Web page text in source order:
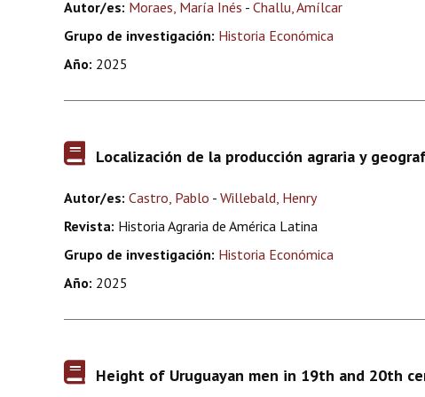
Autor/es: Moraes, María Inés - Challu, Amílcar
Grupo de investigación: Historia Económica
Año: 2025
Localización de la producción agraria y
Autor/es: Castro, Pablo - Willebald, Henry
Revista: Historia Agraria de América Latina
Grupo de investigación: Historia Económica
Año: 2025
Height of Uruguayan men in 19th and 20th